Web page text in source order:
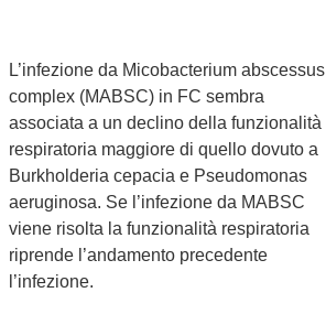
L’infezione da Micobacterium abscessus
complex (MABSC) in FC sembra
associata a un declino della funzionalità
respiratoria maggiore di quello dovuto a
Burkholderia cepacia e Pseudomonas
aeruginosa. Se l’infezione da MABSC
viene risolta la funzionalità respiratoria
riprende l’andamento precedente
l’infezione.